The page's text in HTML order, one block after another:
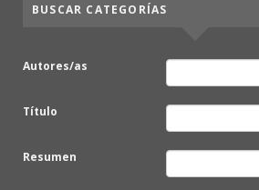
BUSCAR CATEGORÍAS
Autores/as
Título
Resumen